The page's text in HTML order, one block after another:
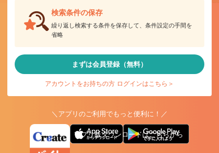
検索条件の保存
繰り返し検索する条件を保存して、条件設定の手間を
省略
まずは会員登録（無料）
アカウントをお持ちの方 ログインはこちら＞
＼アプリのご利用でもっと便利に！／
アプリ版ダウンロードはこちらから